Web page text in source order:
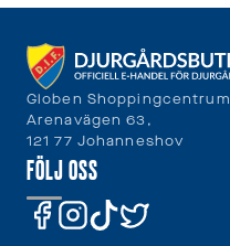
Globen Shoppingcentrum
Arenavägen 63,
121 77 Johanneshov
FÖLJ OSS